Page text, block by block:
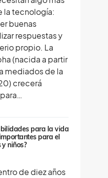
la tecnología:
buenas
respuestas y
propio. La
(nacida a partir
mediados de la
crecerá
para la vida
para el
niños?
de diez años